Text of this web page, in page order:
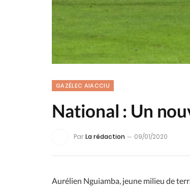
GAZÉLEC AIACCIU
National : Un
ParLa rédaction 09/01/2020
Aurélien Nguiamba, jeune milieu de